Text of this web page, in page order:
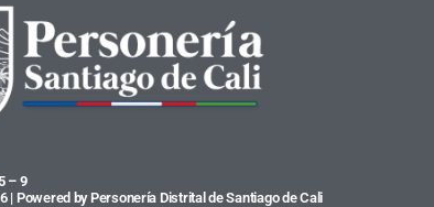
– 9
| Powered by Personería Distrital de Santiago de Cali